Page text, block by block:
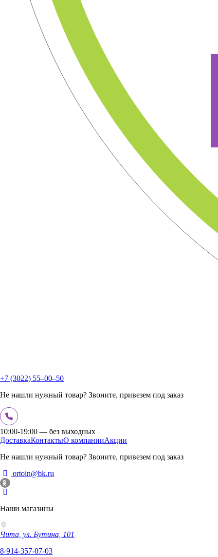
+7 (3022) 55‒00‒50
Не нашли нужный товар? Звоните, привезем под заказ
10:00-19:00 — без выходных
ДоставкаКонтактыО компанииАкции
Не нашли нужный товар? Звоните, привезем под заказ
ortoin@bk.ru
Наши магазины
Чита, ул. Бутина, 101
8-914-357-07-03